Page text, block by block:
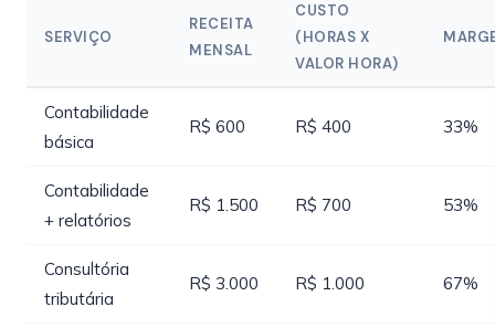
SERVIÇO
RECEITA
MENSAL
CUSTO
(HORAS X
VALOR HORA)
Contabilidade
básica
R$ 600 R$ 400 33%
Contabilidade
+ relatórios
R$ 1.500 R$ 700 53%
Consultória
tributária
R$ 3.000 R$ 1.000 67%